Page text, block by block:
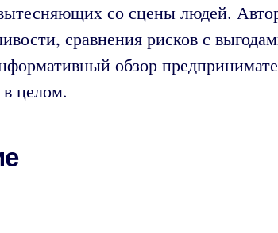
со сцены людей.
сравнения рисков с
обзор
целом.